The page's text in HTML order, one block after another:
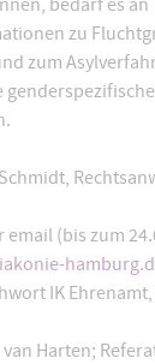
bedarf es an
zu
zum
(bis zum
IK
Harten;